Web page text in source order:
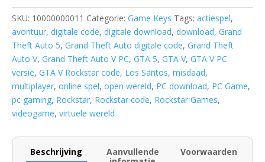
SKU: 10000000011 Categorie: Game Keys Tags: actiespel,
avontuur, digitale code, digitale download, download, Grand
Theft Auto 5, Grand Theft Auto digitale code, Grand Theft
Auto V, Grand Theft Auto V PC, GTA 5, GTA V, GTA V PC
versie, GTA V Rockstar code, Los Santos, misdaad,
multiplayer, online spel, open wereld, PC download, PC Game,
pc gaming, Rockstar, Rockstar code, Rockstar Games,
videogame, virtuele wereld
Beschrijving
Aanvullende
Voorwaarden